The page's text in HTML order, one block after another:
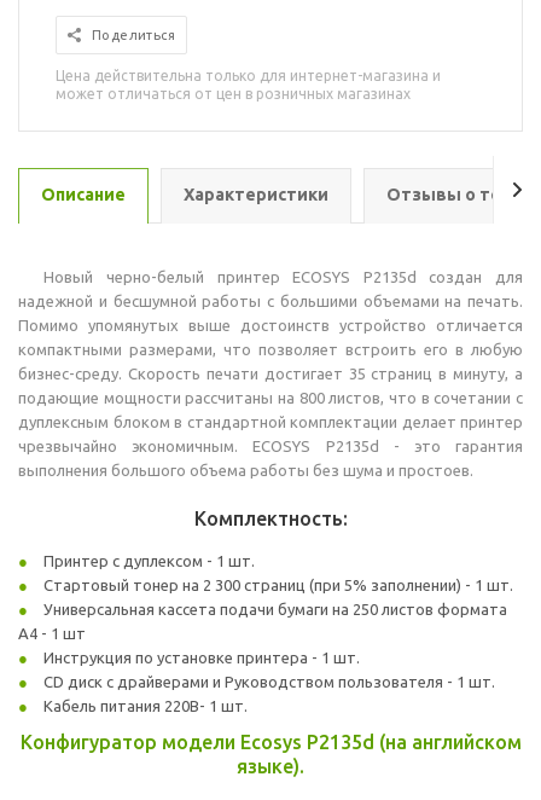
Поделиться
Цена действительна только для интернет-магазина и
может отличаться от цен в розничных магазинах
Описание Характеристики Отзывы о
Новый черно-белый принтер ECOSYS P2135d создан для
надежной и бесшумной работы с большими объемами на печать.
Помимо упомянутых выше достоинств устройство отличается
компактными размерами, что позволяет встроить его в любую
бизнес-среду. Скорость печати достигает 35 страниц в минуту, а
подающие мощности рассчитаны на 800 листов, что в сочетании с
дуплексным блоком в стандартной комплектации делает принтер
чрезвычайно экономичным. ECOSYS P2135d - это гарантия
выполнения большого объема работы без шума и простоев.
Комплектность:
Принтер с дуплексом - 1 шт.
Стартовый тонер на 2 300 страниц (при 5% заполнении) - 1 шт.
Универсальная кассета подачи бумаги на 250 листов формата
A4 - 1 шт
Инструкция по установке принтера - 1 шт.
CD диск с драйверами и Руководством пользователя - 1 шт.
Кабель питания 220В- 1 шт.
Конфигуратор модели Ecosys P2135d (на английском
языке).